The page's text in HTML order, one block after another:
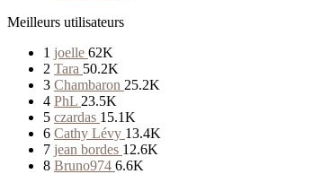
Meilleurs utilisateurs
1 joelle 62K
2 Tara 50.2K
3 Chambaron 25.2K
4 PhL 23.5K
5 czardas 15.1K
6 Cathy Lévy 13.4K
7 jean bordes 12.6K
8 Bruno974 6.6K